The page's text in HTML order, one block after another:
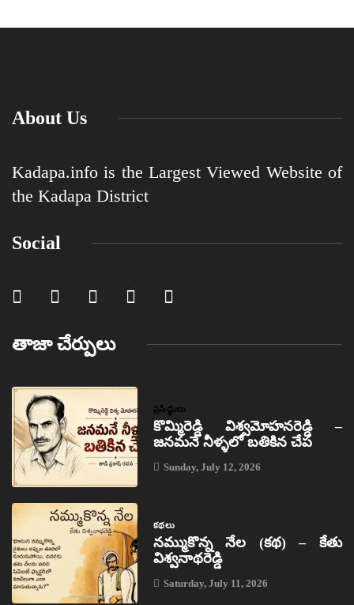
About Us
Kadapa.info is the Largest Viewed Website of
the Kadapa District
Social
తాజా చేర్పులు
ప్రసిద్ధులు
కొమ్మిరెడ్డి విశ్వమోహనరెడ్డి –
జనమనే నీళ్ళలో బతికిన చేప
Sunday, July 12, 2026
కథలు
నమ్ముకొన్న నేల (కథ) – కేతు
విశ్వనాథరెడ్డి
Saturday, July 11, 2026